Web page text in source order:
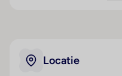
Locatie